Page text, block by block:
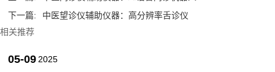
下一篇:
中医望诊仪辅助仪器：高分辨率舌诊仪
相关推荐
05-09 2025